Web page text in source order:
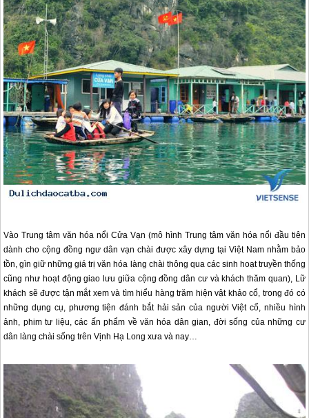
Vào Trung tâm văn hóa nổi Cửa Vạn (mô hình Trung tâm văn hóa nổi đầu tiên
dành cho cộng đồng ngư dân vạn chài được xây dựng tại Việt Nam nhằm bảo
tồn, gìn giữ những giá trị văn hóa làng chài thông qua các sinh hoạt truyền thống
cũng như hoạt động giao lưu giữa cộng đồng dân cư và khách thăm quan), Lữ
khách sẽ được tận mắt xem và tìm hiểu hàng trăm hiện vật khảo cổ, trong đó có
những dụng cụ, phương tiện đánh bắt hải sản của người Việt cổ, nhiều hình
ảnh, phim tư liệu, các ấn phẩm về văn hóa dân gian, đời sống của những cư
dân làng chài sống trên Vịnh Hạ Long xưa và nay…